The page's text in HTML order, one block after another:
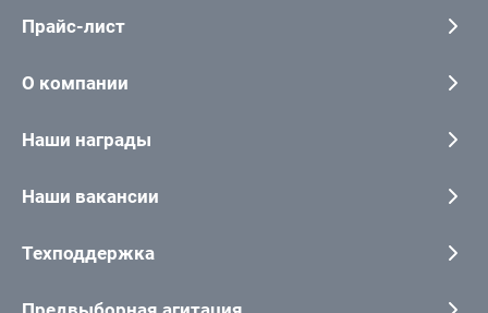
Прайс-лист
О компании
Наши награды
Наши вакансии
Техподдержка